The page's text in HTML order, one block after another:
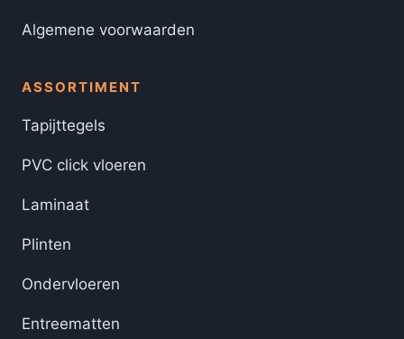
Algemene voorwaarden
ASSORTIMENT
Tapijttegels
PVC click vloeren
Laminaat
Plinten
Ondervloeren
Entreematten